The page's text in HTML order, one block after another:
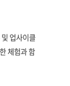
업사이클
체험과 함